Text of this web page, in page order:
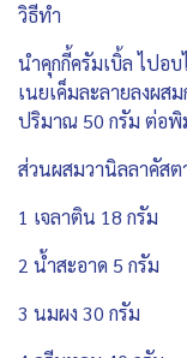
วิธีทำ
นำคุกกี้ครัมเบิ้ล ไปอ
เนยเค็มละลายลงผส
ปริมาณ 50 กรัม ต่อพิ
ส่วนผสมวานิลลาคัสต
1 เจลาติน 18 กรัม
2 น้ำสะอาด 5 กรัม
3 นมผง 30 กรัม